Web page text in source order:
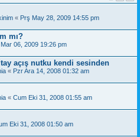
« Prş May 28, 2009 14:55 pm
mı?
06, 2009 19:26 pm
açış nutku kendi sesinden
« Pzr Ara 14, 2008 01:32 am
« Cum Eki 31, 2008 01:55 am
Eki 31, 2008 01:50 am